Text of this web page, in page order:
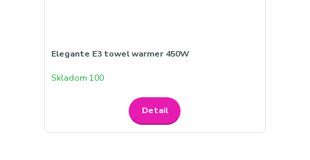
Elegante E3 towel warmer 450W
Skladom 100
Detail